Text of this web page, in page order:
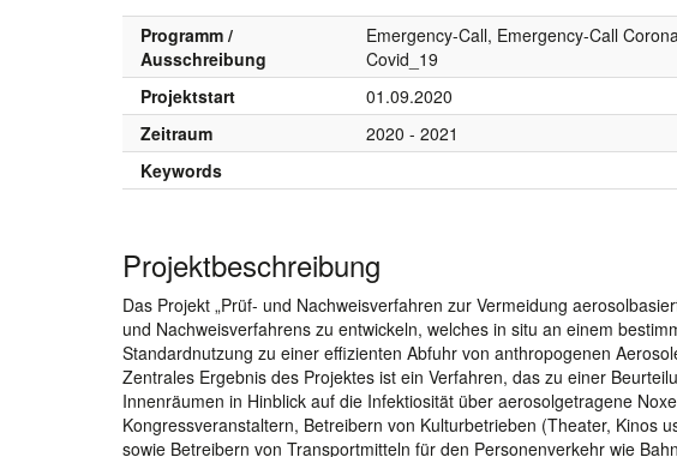
Programm /
Ausschreibung
Emergency-Call, Emergency-Call
Covid_19
Projektstart 01.09.2020
Zeitraum
2020 - 2021
Keywords
Projektbeschreibung
Das Projekt „Prüf- und Nachweisverfahren zur Vermeidung
und Nachweisverfahrens zu entwickeln, welches in situ an einem
Standardnutzung zu einer effizienten Abfuhr von anthropogenen
Zentrales Ergebnis des Projektes ist ein Verfahren, das zu einer
Innenräumen in Hinblick auf die Infektiosität über aerosolgetragene
Kongressveranstaltern, Betreibern von Kulturbetrieben (Theater, Kinos
sowie Betreibern von Transportmitteln für den Personenverkehr wie